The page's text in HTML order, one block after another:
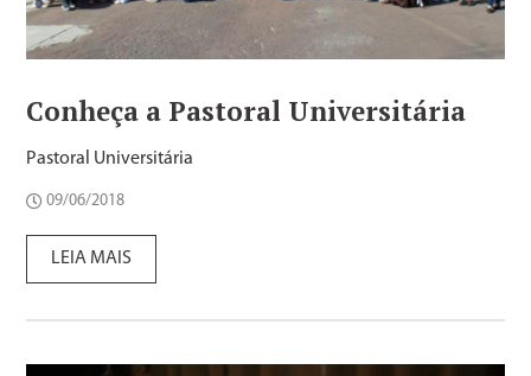
Conheça a Pastoral Universitária
Pastoral Universitária
09/06/2018
LEIA MAIS